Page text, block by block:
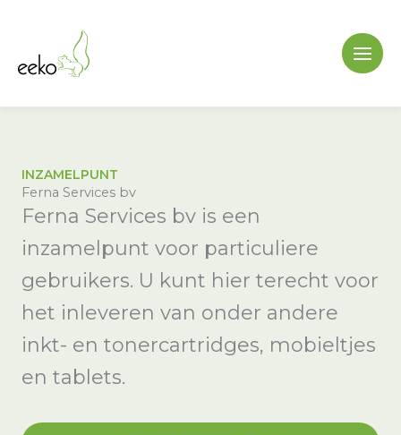
inhoud
INZAMELPUNT
Ferna Services bv
Ferna Services bv is een
inzamelpunt voor particuliere
gebruikers. U kunt hier terecht voor
het inleveren van onder andere
inkt- en tonercartridges, mobieltjes
en tablets.